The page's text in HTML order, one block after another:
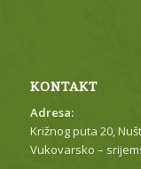
KONTAKT
Adresa:
Križnog puta 20,
Vukovarsko –